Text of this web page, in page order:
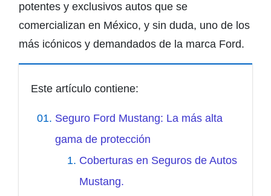
potentes y exclusivos autos que se
comercializan en México, y sin duda, uno de los
más icónicos y demandados de la marca Ford.
Este artículo contiene:
Seguro Ford Mustang: La más alta
gama de protección
Coberturas en Seguros de Autos
Mustang.